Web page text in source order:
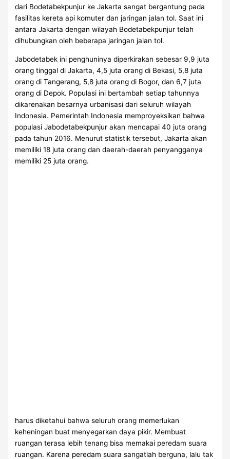
dari Bodetabekpunjur ke Jakarta sangat bergantung pada
fasilitas kereta api komuter dan jaringan jalan tol. Saat ini
antara Jakarta dengan wilayah Bodetabekpunjur telah
dihubungkan oleh beberapa jaringan jalan tol.
Jabodetabek ini penghuninya diperkirakan sebesar 9,9 juta
orang tinggal di Jakarta, 4,5 juta orang di Bekasi, 5,8 juta
orang di Tangerang, 5,8 juta orang di Bogor, dan 6,7 juta
orang di Depok. Populasi ini bertambah setiap tahunnya
dikarenakan besarnya urbanisasi dari seluruh wilayah
Indonesia. Pemerintah Indonesia memproyeksikan bahwa
populasi Jabodetabekpunjur akan mencapai 40 juta orang
pada tahun 2016. Menurut statistik tersebut, Jakarta akan
memiliki 18 juta orang dan daerah-daerah penyangganya
memiliki 25 juta orang.
harus diketahui bahwa seluruh orang memerlukan
keheningan buat menyegarkan daya pikir. Membuat
ruangan terasa lebih tenang bisa memakai peredam suara
ruangan. Karena peredam suara sangatlah berguna, lalu tak